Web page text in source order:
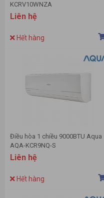
KCRV10WNZA
Liên hệ
Hết hàng
Điều hòa 1 chiều 9000BTU Aqua
AQA-KCR9NQ-S
Liên hệ
Hết hàng